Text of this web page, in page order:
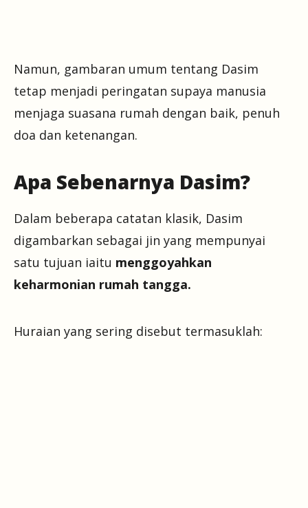
Namun, gambaran umum tentang Dasim
tetap menjadi peringatan supaya manusia
menjaga suasana rumah dengan baik, penuh
doa dan ketenangan.
Apa Sebenarnya Dasim?
Dalam beberapa catatan klasik, Dasim
digambarkan sebagai jin yang mempunyai
satu tujuan iaitu menggoyahkan
keharmonian rumah tangga.
Huraian yang sering disebut termasuklah: